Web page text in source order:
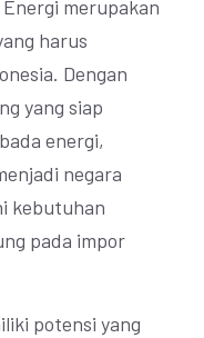
merupakan
harus
Dengan
yang siap
energi,
negara
kebutuhan
pada impor
potensi yang